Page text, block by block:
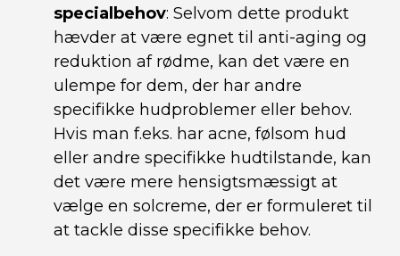
specialbehov: Selvom dette produkt
hævder at være egnet til anti-aging og
reduktion af rødme, kan det være en
ulempe for dem, der har andre
specifikke hudproblemer eller behov.
Hvis man f.eks. har acne, følsom hud
eller andre specifikke hudtilstande, kan
det være mere hensigtsmæssigt at
vælge en solcreme, der er formuleret til
at tackle disse specifikke behov.